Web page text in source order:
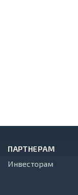
ПАРТНЕРАМ
Инвесторам